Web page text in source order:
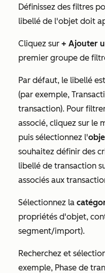
Définissez des filtres
libellé de l'objet doit
Cliquez sur + Ajouter
premier groupe de
Par défaut, le libellé
(par exemple,
transaction). Pour
associé, cliquez sur le
puis sélectionnez l'
souhaitez définir des
libellé de transaction
associés aux
Sélectionnez la
propriétés d'objet,
segment/import).
Recherchez et
exemple, Phase de